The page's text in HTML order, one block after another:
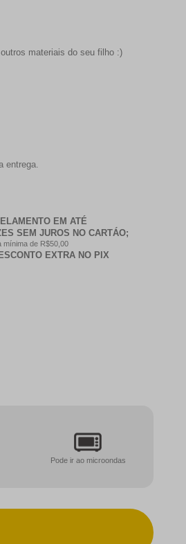
materiais do seu filho :)
entrega.
EM ATÉ
SEM JUROS NO CARTÁO;
mínima de R$50,00
EXTRA NO PIX
Pode ir ao microondas